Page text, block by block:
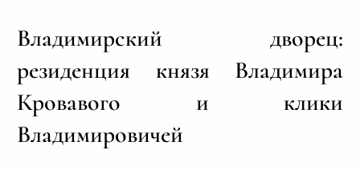
Владимирский дворец:
резиденция князя Владимира
Кровавого и клики
Владимировичей